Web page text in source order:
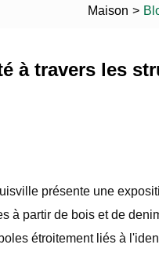
Maison >
à travers les
présente une
à partir de bois et de
étroitement liés à